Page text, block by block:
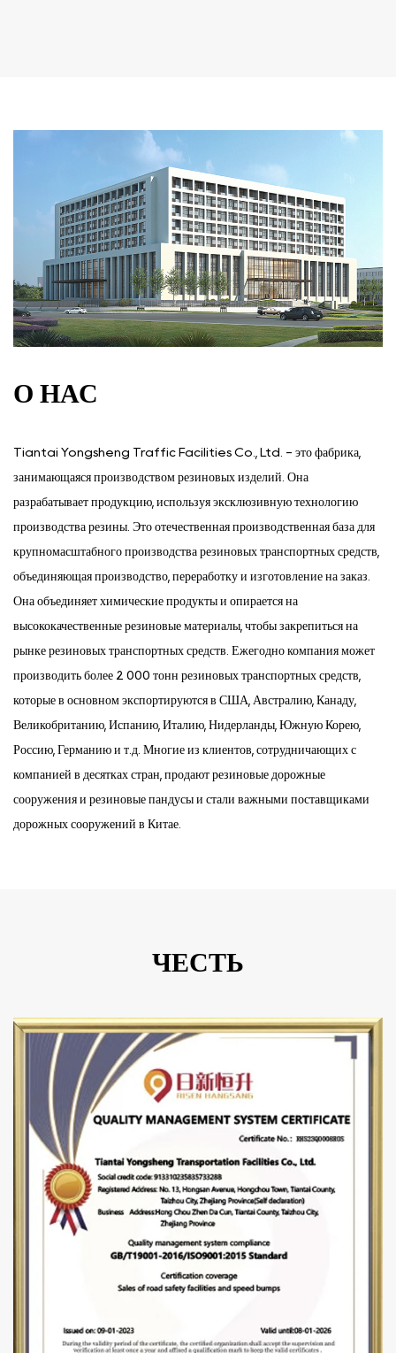
О НАС
Tiantai Yongsheng Traffic Facilities Co., Ltd. - это фабрика,
занимающаяся производством резиновых изделий. Она
разрабатывает продукцию, используя эксклюзивную технологию
производства резины. Это отечественная производственная база для
крупномасштабного производства резиновых транспортных средств,
объединяющая производство, переработку и изготовление на заказ.
Она объединяет химические продукты и опирается на
высококачественные резиновые материалы, чтобы закрепиться на
рынке резиновых транспортных средств. Ежегодно компания может
производить более 2 000 тонн резиновых транспортных средств,
которые в основном экспортируются в США, Австралию, Канаду,
Великобританию, Испанию, Италию, Нидерланды, Южную Корею,
Россию, Германию и т.д. Многие из клиентов, сотрудничающих с
компанией в десятках стран, продают резиновые дорожные
сооружения и резиновые пандусы и стали важными поставщиками
дорожных сооружений в Китае.
ЧЕСТЬ